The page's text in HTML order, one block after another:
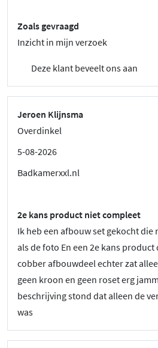
Zoals gevraagd
Inzicht in mijn verzoek
Deze klant beveelt ons aan
Jeroen Klijnsma
Overdinkel
5-08-2026
Badkamerxxl.nl
2e kans product niet compleet
Ik heb een afbouw set gekocht die
als de foto En een 2e kans
cobber afbouwdeel echter zat
geen kroon en geen roset erg
beschrijving stond dat alleen de
was